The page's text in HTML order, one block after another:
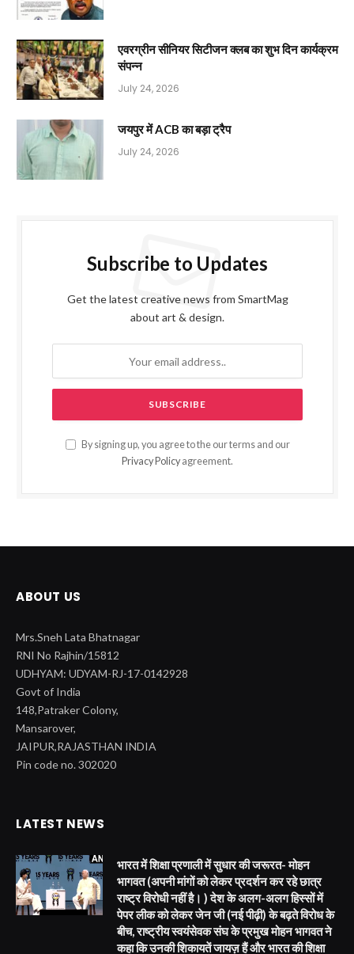
एवरग्रीन सीनियर सिटीजन क्लब का शुभ दिन कार्यक्रम
संपन्न
July 24, 2026
जयपुर में ACB का बड़ा ट्रैप
July 24, 2026
Subscribe to Updates
Get the latest creative news from SmartMag
about art & design.
By signing up, you agree to the our terms and our
Privacy Policy agreement.
ABOUT US
Mrs.Sneh Lata Bhatnagar
RNI No Rajhin/15812
UDHYAM: UDYAM-RJ-17-0142928
Govt of India
148,Patraker Colony,
Mansarover,
JAIPUR,RAJASTHAN INDIA
Pin code no. 302020
LATEST NEWS
भारत में शिक्षा प्रणाली में सुधार की जरूरत- मोहन
भागवत (अपनी मांगों को लेकर प्रदर्शन कर रहे छात्र
राष्ट्र विरोधी नहीं है। ) देश के अलग-अलग हिस्सों में
पेपर लीक को लेकर जेन जी (नई पीढ़ी) के बढ़ते विरोध के
बीच, राष्ट्रीय स्वयंसेवक संघ के प्रमुख मोहन भागवत ने
कहा कि उनकी शिकायतें जायज़ हैं और भारत की शिक्षा